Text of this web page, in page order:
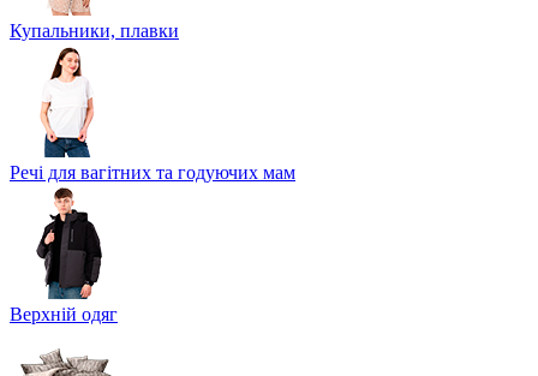
Купальники, плавки
Речі для вагітних та годуючих мам
Верхній одяг